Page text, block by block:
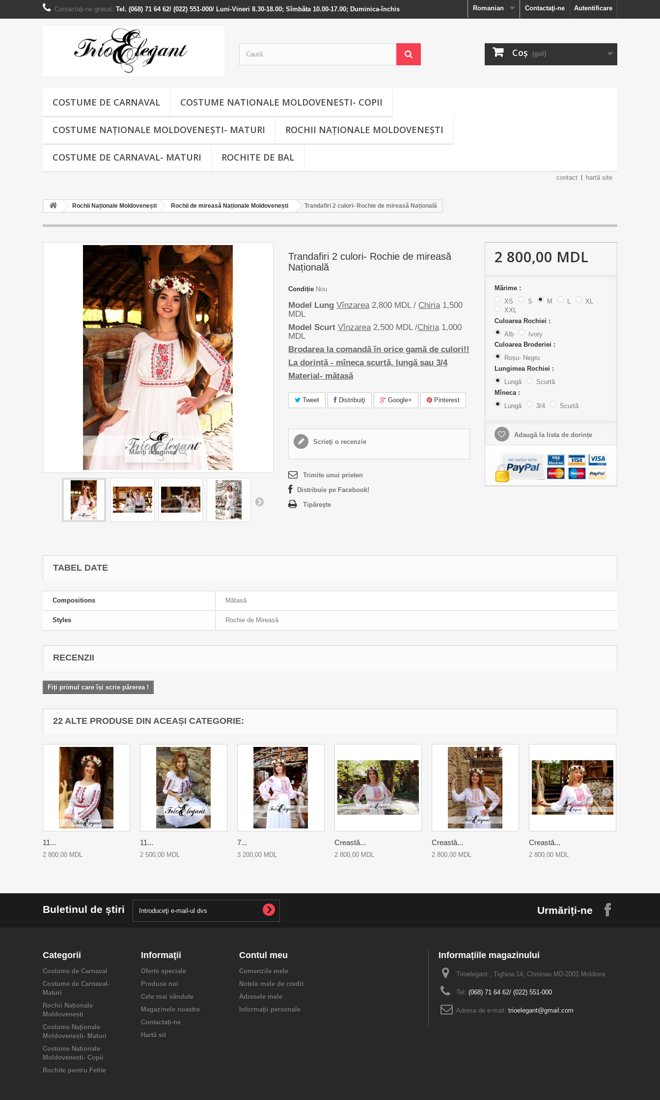
Autentificare
Contactaţi-ne
Contactaţi-ne gratuit: Tel. (068) 71 64 62/ (022) 551-000/ Luni-Vineri 8.30-18.00; Sîmbăta 10.00-17.00; Duminica-închis Romanian
Coş (gol)
COSTUME DE CARNAVAL COSTUME NATIONALE MOLDOVENESTI- COPII
COSTUME NAŢIONALE MOLDOVENEȘTI- MATURI ROCHII NAȚIONALE MOLDOVENEȘTI
COSTUME DE CARNAVAL- MATURI ROCHITE DE BAL
contact hartă site
Rochii Naționale Moldovenești Rochii de mireasă Naționale Moldovenești Trandafiri 2 culori- Rochie de mireasă Națională
Măriţi imaginea
Trandafiri 2 culori- Rochie de mireasă
Națională
Condiție Nou
Model Lung Vînzarea 2,800 MDL / Chiria 1,500
MDL
Model Scurt Vînzarea 2,500 MDL /Chiria 1,000
MDL
Brodarea la comandă în orice gamă de culori!!
La dorință - mîneca scurtă, lungă sau 3/4
Material- mătasă
Tweet Distribuiţi Google+ Pinterest
Scrieţi o recenzie
Trimite unui prieten
Distribuie pe Facebook!
Tipăreşte
2 800,00 MDL
Mărime :
XS
S M L
XL
XXL
Culoarea Rochiei :
Alb
Ivory
Culoarea Broderiei :
Roșu- Negru
Lungimea Rochiei :
Lungă
Scurtă
Mîneca :
Lungă
3/4 Scurtă
Adaugă la lista de dorințe
TABEL DATE
Compositions Mătasă
Styles Rochie de Mireasă
RECENZII
Fiți primul care își scrie părerea !
22 ALTE PRODUSE DIN ACEAȘI CATEGORIE:
11...
2 800,00 MDL
11...
2 500,00 MDL
7...
3 200,00 MDL
Creastă...
2 800,00 MDL
Creastă...
2 800,00 MDL
Creastă...
2 800,00 MDL
Buletinul de știri Urmăriți-ne
Categorii
Costume de Carnaval
Costume de Carnaval-
Maturi
Rochii Naționale
Moldovenești
Costume Naţionale
Moldovenești- Maturi
Costume Nationale
Moldovenesti- Copii
Rochite pentru Fetite
Informaţii
Oferte speciale
Produse noi
Cele mai vândute
Magazinele noastre
Contactați-ne
Hartă sit
Contul meu
Comenzile mele
Notele mele de credit
Adresele mele
Informaţii personale
Informațiile magazinului
Trioelegant , Tighina 14, Chisinau MD-2001 Moldova
Tel: (068) 71 64 62/ (022) 551-000
Adresa de e-mail: trioelegant@gmail.com